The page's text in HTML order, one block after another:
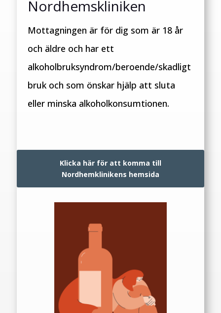
Nordhemskliniken
Mottagningen är för dig som är 18 år
och äldre och har ett
alkoholbruksyndrom/beroende/skadligt
bruk och som önskar hjälp att sluta
eller minska alkoholkonsumtionen.
Klicka här för att komma till
Nordhemklinikens hemsida